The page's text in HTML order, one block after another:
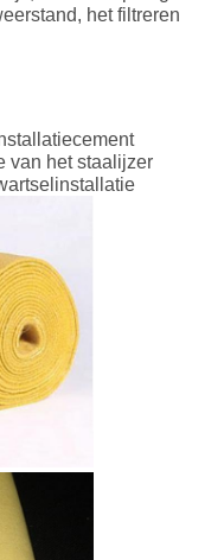
het filtreren
van het staalijzer